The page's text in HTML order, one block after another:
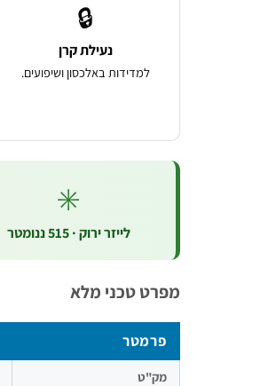
🔒
נעילת קרן
למדידות באלכסון ושיפועים.
✳️
לייזר ירוק · 515 ננומטר
מפרט טכני מלא
פרמטר
מק"ט